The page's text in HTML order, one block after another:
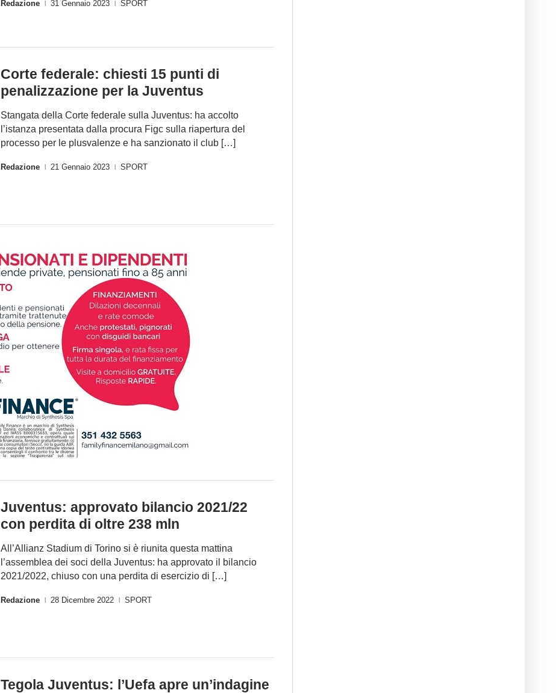
Redazione 31 Gennaio 2023 SPORT
Corte federale: chiesti 15 punti di
penalizzazione per la Juventus
Stangata della Corte federale sulla Juventus: ha accolto
l’istanza presentata dalla procura Figc sulla riapertura del
processo per le plusvalenze e ha sanzionato il club […]
Redazione 21 Gennaio 2023 SPORT
Juventus: approvato bilancio 2021/22
con perdita di oltre 238 mln
All’Allianz Stadium di Torino si è riunita questa mattina
l’assemblea dei soci della Juventus: ha approvato il bilancio
2021/2022, chiuso con una perdita di esercizio di […]
Redazione 28 Dicembre 2022 SPORT
Tegola Juventus: l’Uefa apre un’indagine